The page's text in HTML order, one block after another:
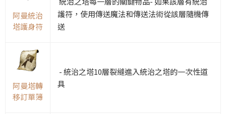
阿曼統治
塔護身符
護符，使用傳送魔法和傳送法術從該層隨機傳
送
阿曼塔轉
移訂單簿
- 統治之塔10層裂縫進入統治之塔的一次性道
具